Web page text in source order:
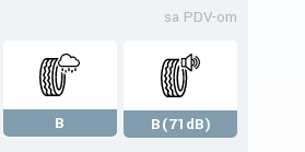
sa PDV-om
B
B(71dB)